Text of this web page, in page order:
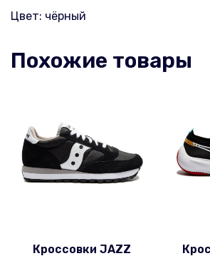
Цвет: чёрный
Похожие товары
Кроссовки JAZZ